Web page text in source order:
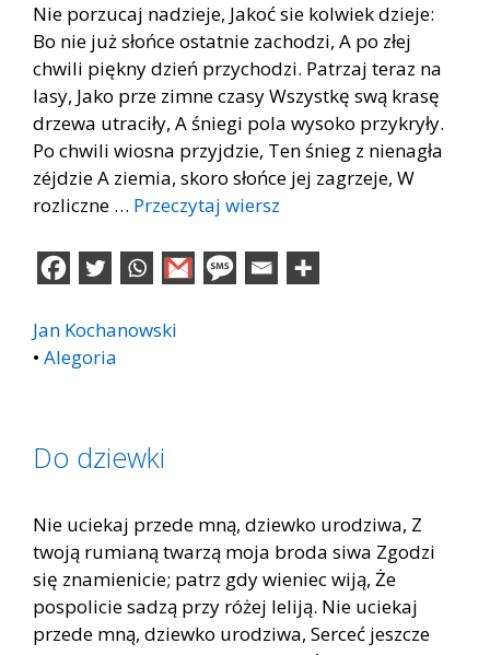
Nie porzucaj nadzieje, Jakoć sie kolwiek dzieje:
Bo nie już słońce ostatnie zachodzi, A po złej
chwili piękny dzień przychodzi. Patrzaj teraz na
lasy, Jako prze zimne czasy Wszystkę swą krasę
drzewa utraciły, A śniegi pola wysoko przykryły.
Po chwili wiosna przyjdzie, Ten śnieg z nienagła
zéjdzie A ziemia, skoro słońce jej zagrzeje, W
rozliczne … Przeczytaj wiersz
Jan Kochanowski
• Alegoria
Do dziewki
Nie uciekaj przede mną, dziewko urodziwa, Z
twoją rumianą twarzą moja broda siwa Zgodzi
się znamienicie; patrz gdy wieniec wiją, Że
pospolicie sadzą przy różej leliją. Nie uciekaj
przede mną, dziewko urodziwa, Serceć jeszcze